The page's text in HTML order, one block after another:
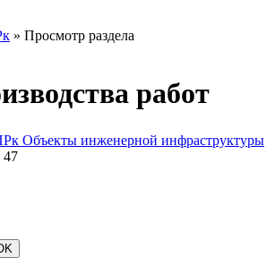
» Просмотр раздела
работ
Объекты инженерной инфраструктуры
47